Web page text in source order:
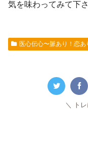
気を味わってみて下
医心伝心〜脈あり！恋あ
ト